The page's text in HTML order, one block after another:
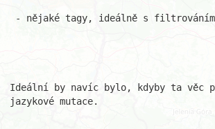
- nějaké tagy, ideálně s filtrováním
Ideální by navíc bylo, kdyby ta věc
jazykové mutace.